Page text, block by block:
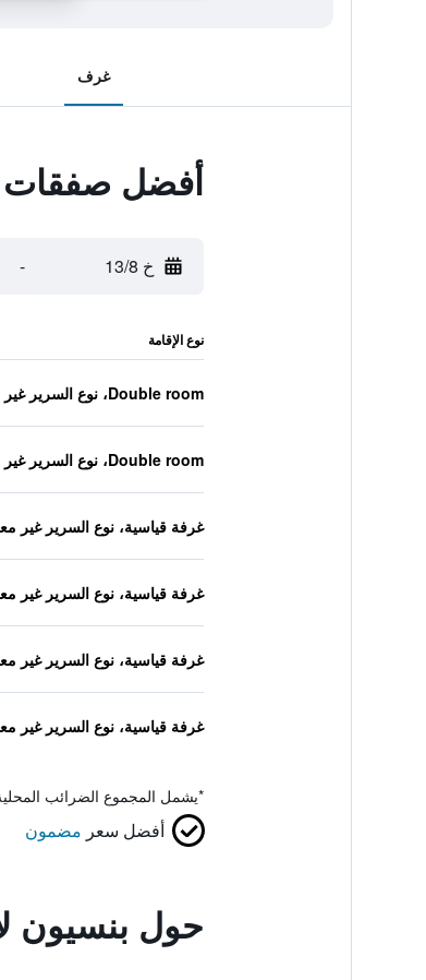
غرف
أفضل صفقات
خ 13/8 -
نوع الإقامة
Double room، نوع السرير غير معروف
Double room، نوع السرير غير معروف
غرفة قياسية، نوع السرير غير
غرفة قياسية، نوع السرير غير
غرفة قياسية، نوع السرير غير
غرفة قياسية، نوع السرير غير
*يشمل المجموع الضرائب
أفضل سعر مضمون
حول بنسيون